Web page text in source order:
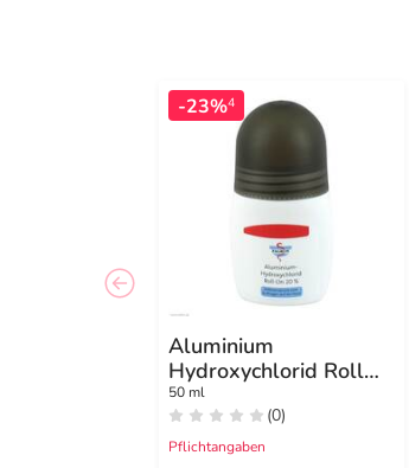
-23%4
Aluminium
Hydroxychlorid Roll
On 20% Fagron
50 ml
(0)
Pflichtangaben